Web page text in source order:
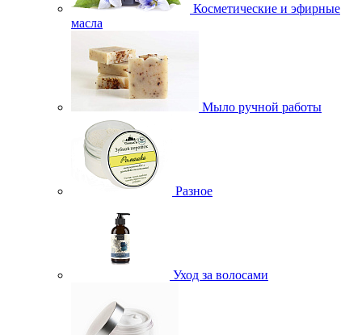
Косметические и эфирные
масла
Мыло ручной работы
Разное
Уход за волосами